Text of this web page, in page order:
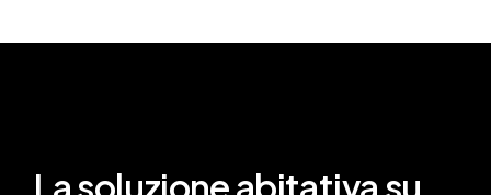
La soluzione abitativa su